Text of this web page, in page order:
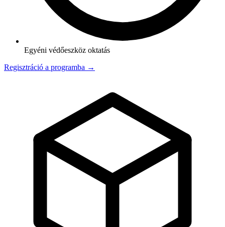
Egyéni védőeszköz oktatás
Regisztráció a programba →